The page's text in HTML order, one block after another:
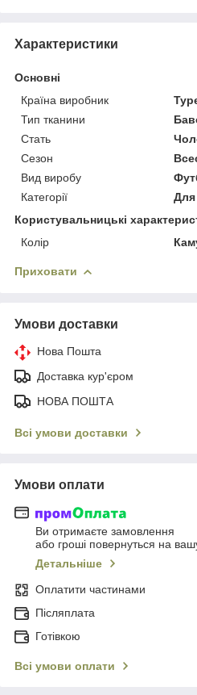
Характеристики
Основні
Країна виробник
Тип тканини
Стать
Сезон
Вид виробу
Категорії
Для
Користувальницькі
Колір
Приховати
Умови доставки
Нова Пошта
Доставка кур'єром
НОВА ПОШТА
Всі умови доставки
Умови оплати
Ви отримаєте замовлення
або гроші повернуться на
Детальніше
Оплатити частинами
Післяплата
Готівкою
Всі умови оплати